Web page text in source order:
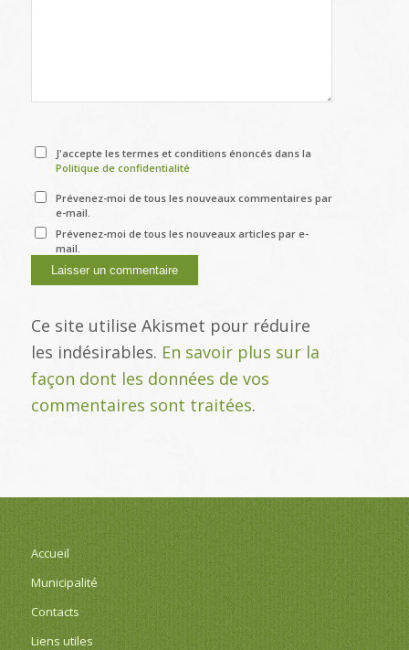
J'accepte les termes et conditions énoncés dans la
Politique de confidentialité
Prévenez-moi de tous les nouveaux commentaires par
e-mail.
Prévenez-moi de tous les nouveaux articles par e-
mail.
Ce site utilise Akismet pour réduire
les indésirables. En savoir plus sur la
façon dont les données de vos
commentaires sont traitées.
Accueil
Municipalité
Contacts
Liens utiles